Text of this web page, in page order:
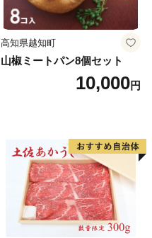
高知県越知町
山椒ミートパン8個セット
10,000円